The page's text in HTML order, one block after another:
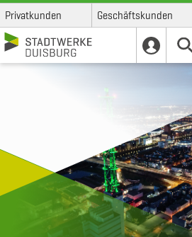
Skip to main content
Skip to page footer
Privatkunden Geschäftskunden